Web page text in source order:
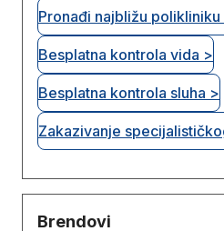
Pronađi najbližu polikliniku
Besplatna kontrola vida >
Besplatna kontrola sluha >
Zakazivanje
Brendovi